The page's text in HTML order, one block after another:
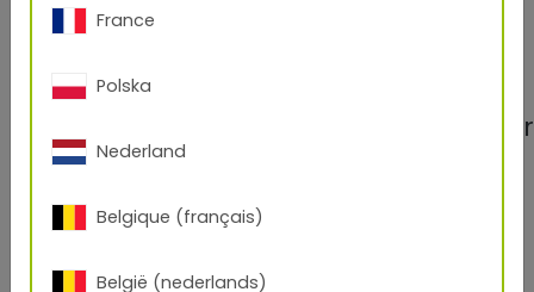
Niedrigtemperatur
°C
France
Polska
Nederland
Belgique (français)
België (nederlands)